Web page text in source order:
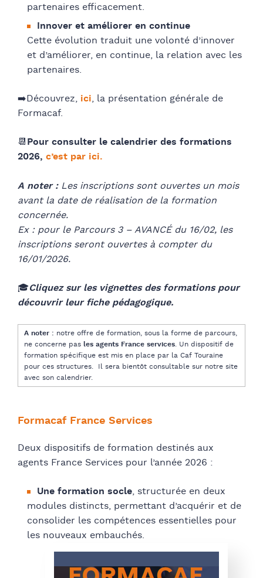
partenaires efficacement.
Innover et améliorer en continue
Cette évolution traduit une volonté d’innover
et d’améliorer, en continue, la relation avec les
partenaires.
➡️Découvrez, ici, la présentation générale de
Formacaf.
📆Pour consulter le calendrier des formations
2026, c’est par ici.
A noter :Les inscriptions sont ouvertes un mois
avant la date de réalisation de la formation
concernée.
Ex : pour le Parcours 3 – AVANCÉ du 16/02, les
inscriptions seront ouvertes à compter du
16/01/2026.
🎓Cliquez sur les vignettes des formations pour
découvrir leur fiche pédagogique.
A noter : notre offre de formation, sous la forme de parcours,
ne concerne pas les agents France services. Un dispositif de
formation spécifique est mis en place par la Caf Touraine
pour ces structures. Il sera bientôt consultable sur notre site
avec son calendrier.
Formacaf France Services
Deux dispositifs de formation destinés aux
agents France Services pour l’année 2026 :
Une formation socle, structurée en deux
modules distincts, permettant d’acquérir et de
consolider les compétences essentielles pour
les nouveaux embauchés.